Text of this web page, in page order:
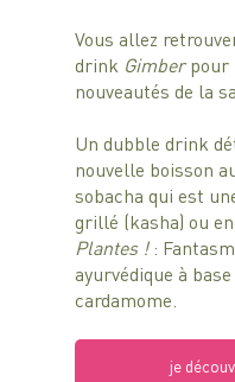
Vous allez
drink Gimber pour
nouveautés de la
Un dubble drink
nouvelle boisson
sobacha qui est
grillé (kasha) ou
Plantes ! :
ayurvédique à
cardamome.
je